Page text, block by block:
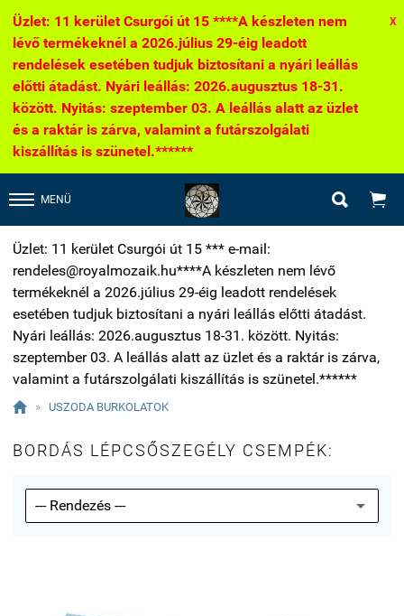
Üzlet: 11 kerület Csurgói út 15 ****A készleten nem
lévő termékeknél a 2026.július 29-éig leadott
rendelések esetében tudjuk biztosítani a nyári leállás
előtti átadást. Nyári leállás: 2026.augusztus 18-31.
között. Nyitás: szeptember 03. A leállás alatt az üzlet
és a raktár is zárva, valamint a futárszolgálati
kiszállítás is szünetel.******
X
MENÜ  
Üzlet: 11 kerület Csurgói út 15 *** e-mail:
rendeles@royalmozaik.hu****A készleten nem lévő
termékeknél a 2026.július 29-éig leadott rendelések
esetében tudjuk biztosítani a nyári leállás előtti átadást.
Nyári leállás: 2026.augusztus 18-31. között. Nyitás:
szeptember 03. A leállás alatt az üzlet és a raktár is zárva,
valamint a futárszolgálati kiszállítás is szünetel.******
 » USZODA BURKOLATOK
BORDÁS LÉPCSŐSZEGÉLY CSEMPÉK: